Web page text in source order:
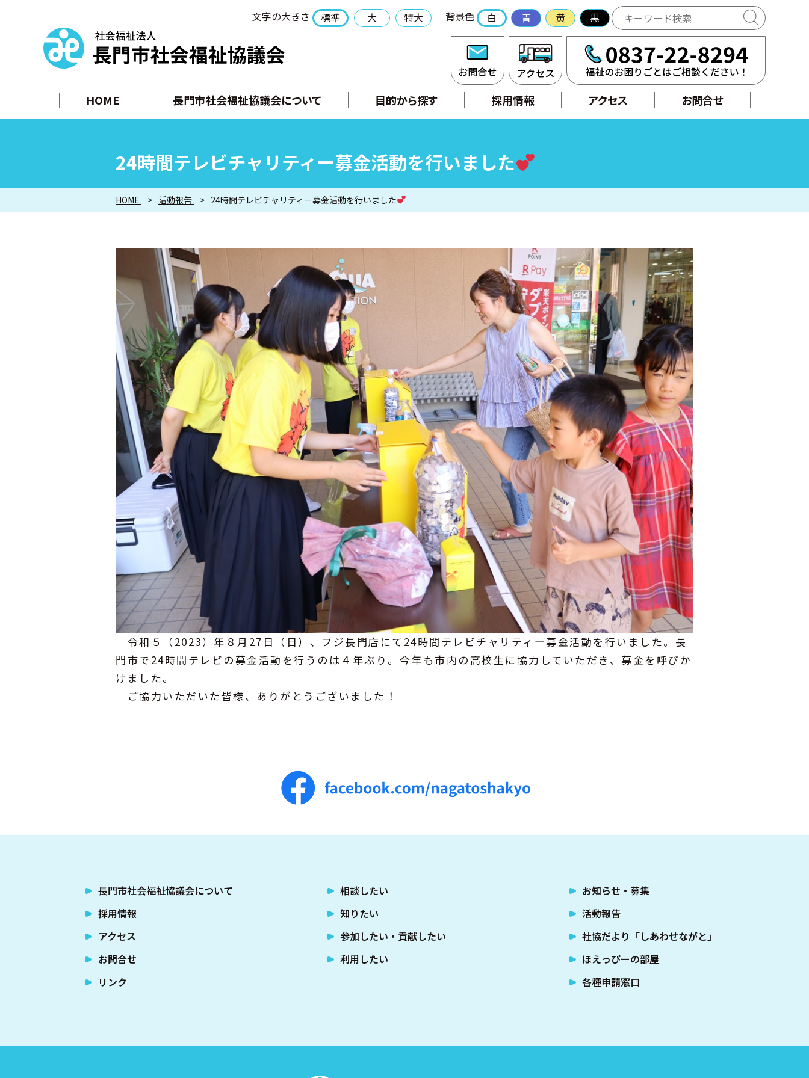
社会福祉法人 長門市社会福祉協議会
文字の大きさ 標準 大 特大 背景色 白 青 黄 黒
お問合せ アクセス
HOME 長門市社会福祉協議会について 目的から探す 採用情報 アクセス お問合せ
24時間テレビチャリティー募金活動を行いました
HOME 活動報告 24時間テレビチャリティー募金活動を行いました
令和５（2023）年８月27日（日）、フジ長門店にて24時間テレビチャリティー募金活動を行いました。長
門市で24時間テレビの募金活動を行うのは４年ぶり。今年も市内の高校生に協力していただき、募金を呼びか
けました。
ご協力いただいた皆様、ありがとうございました！
長門市社会福祉協議会について
採用情報
アクセス
お問合せ
リンク
相談したい
知りたい
参加したい・貢献したい
利用したい
お知らせ・募集
活動報告
社協だより「しあわせながと」
ほえっぴーの部屋
各種申請窓口